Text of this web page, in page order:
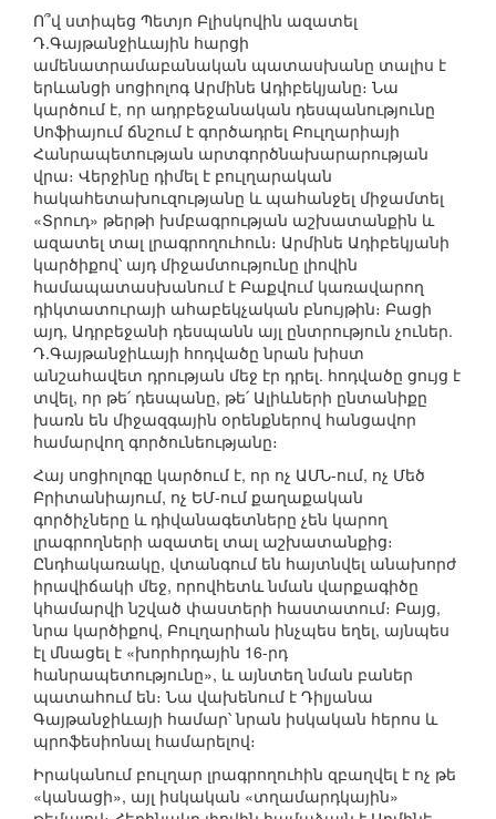
Ո՞վ ստիպեց Պետյո Բլիսկովին ազատել
Դ.Գայթանջիևային հարցի
ամենատրամաբանական պատասխանը տալիս է
երևանցի սոցիոլոգ Արմինե Ադիբեկյանը։ Նա
կարծում է, որ ադրբեջանական դեսպանությունը
Սոֆիայում ճնշում է գործադրել Բուլղարիայի
Հանրապետության արտգործնախարարության
վրա։ Վերջինը դիմել է բուլղարական
հակահետախուզությանը և պահանջել միջամտել
«Տրուդ» թերթի խմբագրության աշխատանքին և
ազատել տալ լրագրողուհուն։ Արմինե Ադիբեկյանի
կարծիքով՝ այդ միջամտությունը լիովին
համապատասխանում է Բաքվում կառավարող
դիկտատուրայի ահաբեկչական բնույթին։ Բացի
այդ, Ադրբեջանի դեսպանն այլ ընտրություն չուներ.
Դ.Գայթանջիևայի հոդվածը նրան խիստ
անշահավետ դրության մեջ էր դրել. հոդվածը ցույց է
տվել, որ թե՛ դեսպանը, թե՛ Ալիևների ընտանիքը
խառն են միջազգային օրենքներով հանցավոր
համարվող գործունեությանը։
Հայ սոցիոլոգը կարծում է, որ ոչ ԱՄՆ-ում, ոչ Մեծ
Բրիտանիայում, ոչ ԵՄ-ում քաղաքական
գործիչները և դիվանագետները չեն կարող
լրագրողների ազատել տալ աշխատանքից։
Ընդհակառակը, վտանգում են հայտնվել անախորժ
իրավիճակի մեջ, որովհետև նման վարքագիծը
կհամարվի նշված փաստերի հաստատում։ Բայց,
նրա կարծիքով, Բուլղարիան ինչպես եղել, այնպես
էլ մնացել է «խորհրդային 16-րդ
հանրապետությունը», և այնտեղ նման բաներ
պատահում են։ Նա վախենում է Դիլյանա
Գայթանջիևայի համար՝ նրան իսկական հերոս և
պրոֆեսիոնալ համարելով։
Իրականում բուլղար լրագրողուհին զբաղվել է ոչ թե
«կանացի», այլ իսկական «տղամարդկային»